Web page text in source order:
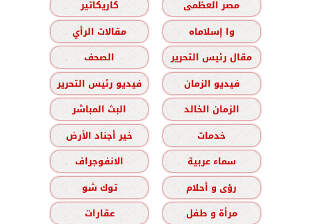
مصر العظمى
كاريكاتير
وا إسلاماه
مقالات الرأي
مقال رئيس التحرير
الصحف
فيديو الزمان
فيديو رئيس التحرير
الزمان الخالد
البث المباشر
خدمات
خير أجناد الأرض
سماء عربية
الانفوجراف
رؤى و أحلام
توك شو
مرأة و طفل
عقارات